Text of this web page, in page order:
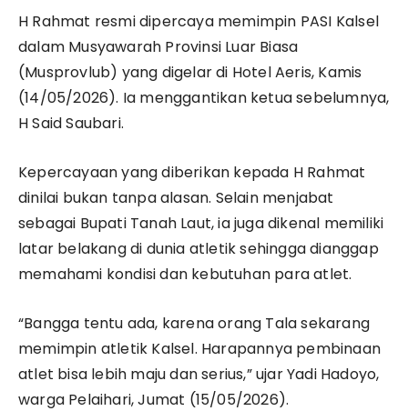
H Rahmat resmi dipercaya memimpin PASI Kalsel
dalam Musyawarah Provinsi Luar Biasa
(Musprovlub) yang digelar di Hotel Aeris, Kamis
(14/05/2026). Ia menggantikan ketua sebelumnya,
H Said Saubari.
Kepercayaan yang diberikan kepada H Rahmat
dinilai bukan tanpa alasan. Selain menjabat
sebagai Bupati Tanah Laut, ia juga dikenal memiliki
latar belakang di dunia atletik sehingga dianggap
memahami kondisi dan kebutuhan para atlet.
“Bangga tentu ada, karena orang Tala sekarang
memimpin atletik Kalsel. Harapannya pembinaan
atlet bisa lebih maju dan serius,” ujar Yadi Hadoyo,
warga Pelaihari, Jumat (15/05/2026).